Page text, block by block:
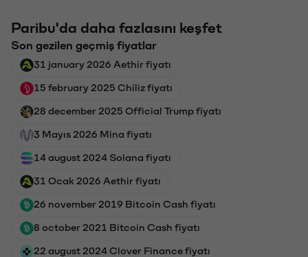
Paribu'da daha fazlasını keşfet
Son gezilen geçmiş fiyatlar
31 january 2026 Aethir fiyatı
15 february 2025 Chiliz fiyatı
28 december 2025 Official Trump fiyatı
3 Mayıs 2026 Mina fiyatı
14 august 2024 Solana fiyatı
31 Ocak 2026 Aethir fiyatı
26 november 2019 Bitcoin Cash fiyatı
8 october 2021 Bitcoin Cash fiyatı
22 august 2024 Clover Finance fiyatı